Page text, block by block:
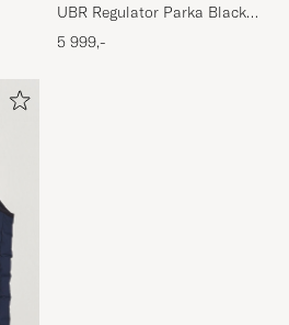
UBR Regulator Parka Black
Storm
5 999,-